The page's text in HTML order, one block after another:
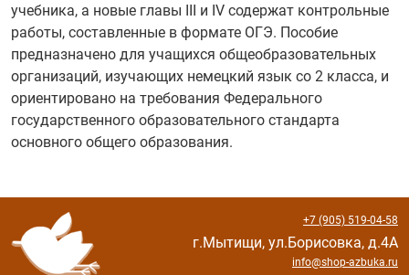
учебника, а новые главы III и IV содержат контрольные
работы, составленные в формате ОГЭ. Пособие
предназначено для учащихся общеобразовательных
организаций, изучающих немецкий язык со 2 класса, и
ориентировано на требования Федерального
государственного образовательного стандарта
основного общего образования.
+7 (905) 519-04-58
г.Мытищи, ул.Борисовка, д.4А
info@shop-azbuka.ru